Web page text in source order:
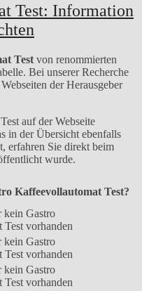
Test: Information
Test von renommierten
Bei unserer Recherche
der Herausgeber
auf der Webseite
in der Übersicht ebenfalls
erfahren Sie direkt beim
wurde.
Kaffeevollautomat Test?
kein Gastro
vorhanden
kein Gastro
vorhanden
kein Gastro
vorhanden